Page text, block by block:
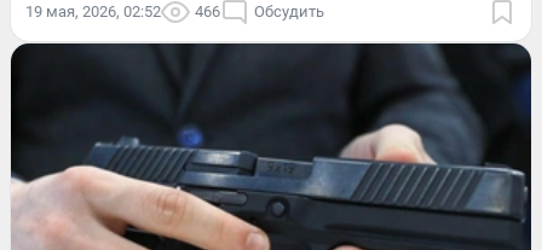
19 мая, 2026, 02:52 466 Обсудить